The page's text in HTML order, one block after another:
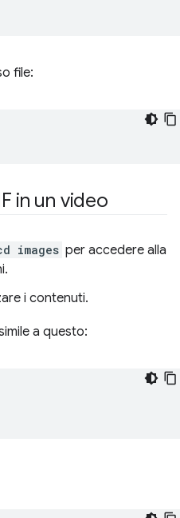
file:
in un video
images per accedere alla
i contenuti.
a questo: